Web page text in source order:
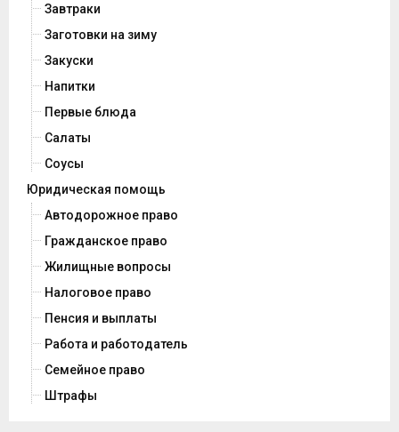
Завтраки
Заготовки на зиму
Закуски
Напитки
Первые блюда
Салаты
Соусы
Юридическая помощь
Автодорожное право
Гражданское право
Жилищные вопросы
Налоговое право
Пенсия и выплаты
Работа и работодатель
Семейное право
Штрафы